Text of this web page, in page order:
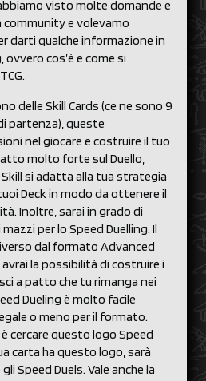
visto molte domande e
e volevamo
darti qualche informazione in
ovvero cos’è e come si
delle Skill Cards (ce ne sono 9
partenza), queste
nel giocare e costruire il tuo
molto forte sul Duello,
si adatta alla tua strategia
Deck in modo da ottenere il
Inoltre, sarai in grado di
per lo Speed Duelling. Il
dal formato Advanced
la possibilità di costruire i
a patto che tu rimanga nei
Dueling è molto facile
o meno per il formato.
cercare questo logo Speed
carta ha questo logo, sarà
Speed Duels. Vale anche la